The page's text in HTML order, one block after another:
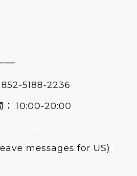
5188-2236
： 10:00-20:00
messages for US)